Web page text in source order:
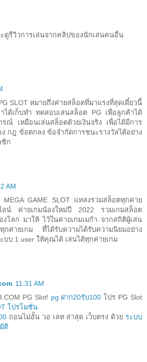
ดูรีวิวการเล่นจากคลิปของนักเล่นคนอื่น
SLOT หมายถึงค่ายสล็อตที่มาแรงที่สุดเดี๋ยวนี้
าได้เก็บทำ ทดสอบเล่นสล็อต PG เพื่อลูกค้าได้
รณ์ เหมือนเล่นสล็อตด้วยเงินจริง เพื่อได้มีการ
ง กฎ ข้อตกลง ข้อจำกัดการชนะรางวัลได้อย่าง
ชิก
AM
MEGA GAME SLOT แหล่งรวมสล็อตทุกค่าย
ลน์ ค่ายเกมน้องใหม่ปี 2022 รวมเกมสล็อต
โลก มาให้ ไว้ในค่ายเกมเมก้า จากสถิติผู้เล่น
กค่ายเกม ที่ได้รับความได้รับความนิยมอย่าง
บบ 1 user ให้คุณได้ เล่นได้ทุกค่ายเกม
11:31 AM
PG Slot! pg ฝาก20รับ100 โปร PG Slot
โปรโมชั่น
ถอนไม่อั้น วอ เลท ล่าสุด เว็บตรง ด้วย ระบบ
ติ